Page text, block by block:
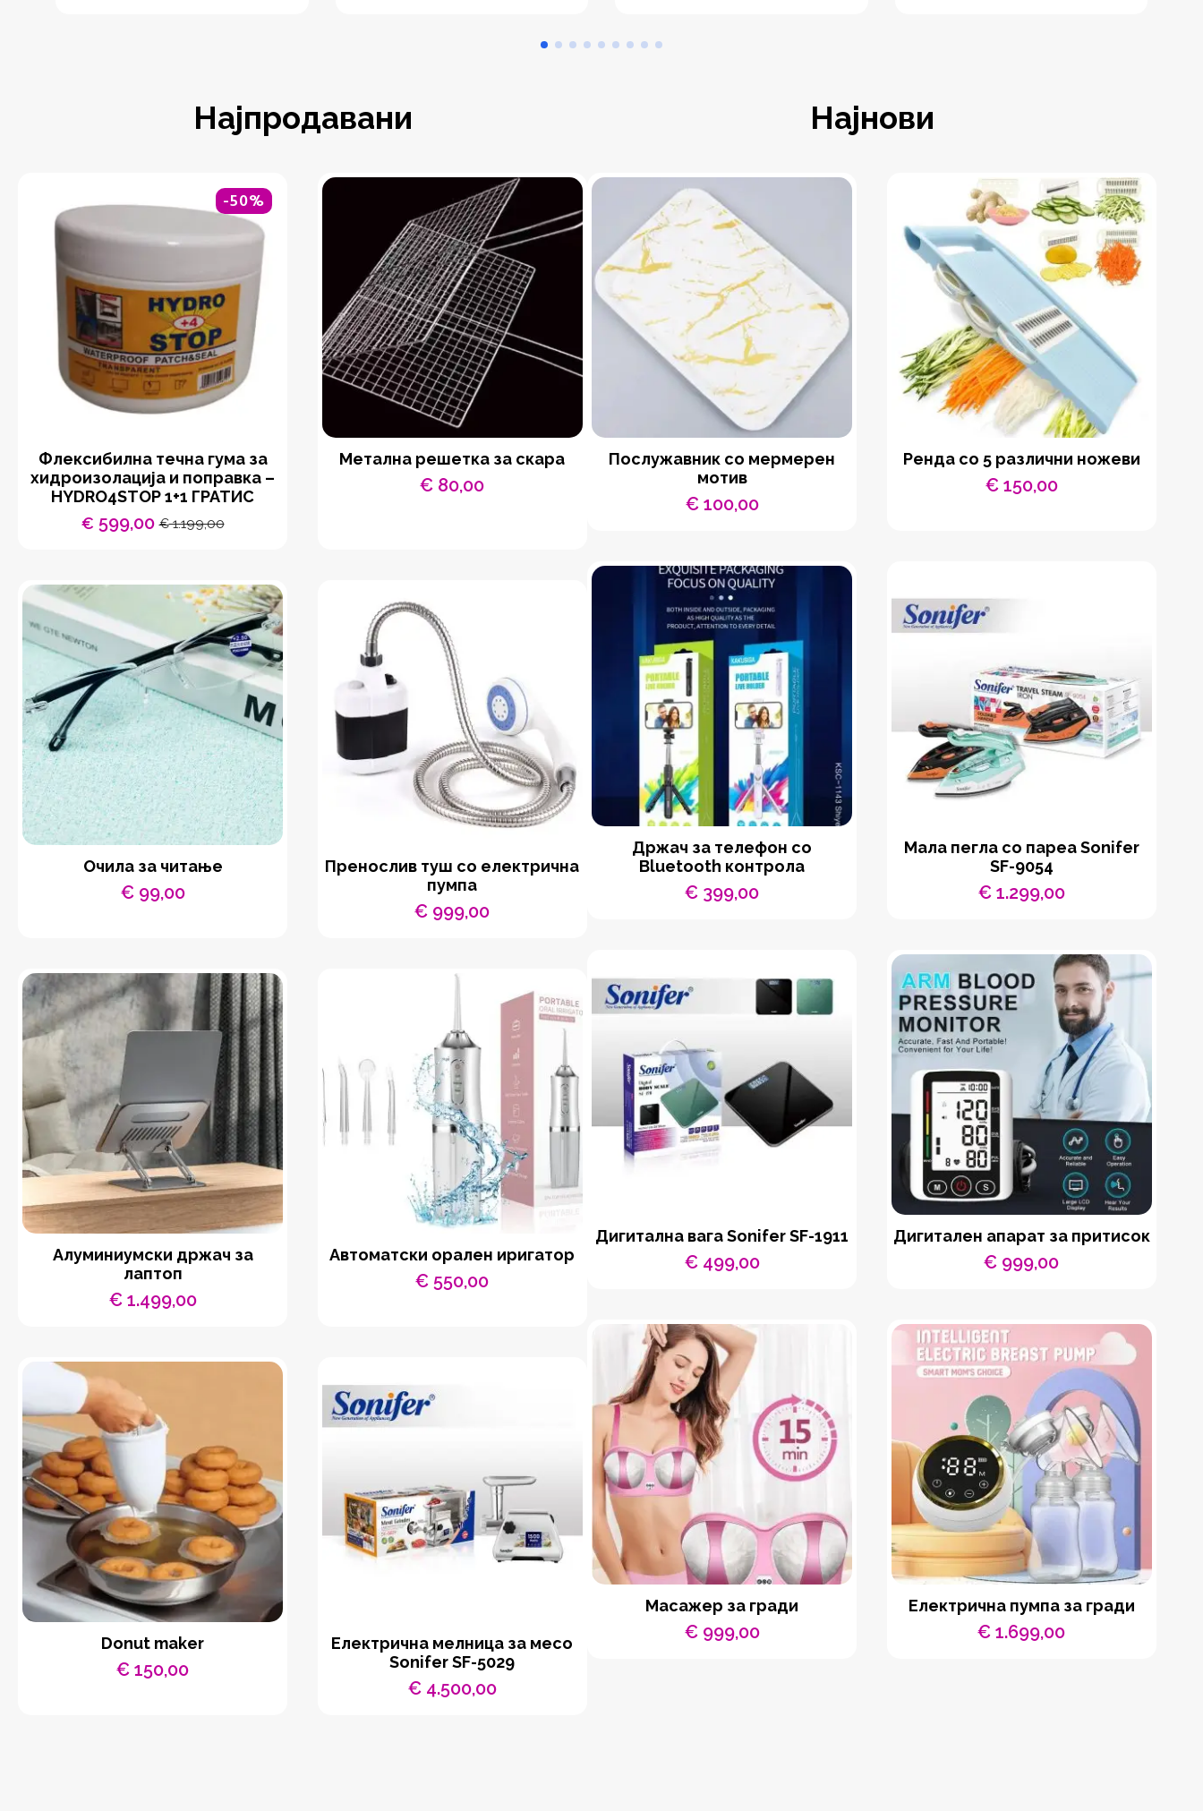
Најпродавани
-50%
Флексибилна течна гума за
хидроизолација и поправка –
HYDRO4STOP 1+1 ГРАТИС
€1.199,00
Original
€ 1.199,00.
€ 599,00Current
€ 599,00.
Метална решетка за скара
€ 80,00
Очила за читање
€99,00
Пренослив туш со електрична
пумпа
€ 999,00
Aлуминиумски држач за
лаптоп
€1.499,00
Автоматски орален иригатор
€ 550,00
Donut maker
€ 150,00
Eлектрична мелница за месо
Sonifer SF-5029
€4.500,00
Најнови
Послужавник со мермерен
мотив
€100,00
Ренда со 5 различни ножеви
€150,00
Држач за телефон со
Bluetooth контрола
€ 399,00
Мала пегла со пареа Sonifer
SF-9054
€1.299,00
Дигитална вага Sonifer SF-1911
€499,00
Дигитален апарат за притисок
€ 999,00
Масажер за гради
€999,00
Електрична пумпа за гради
€ 1.699,00